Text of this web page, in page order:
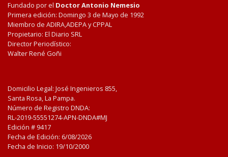
Fundado por el Doctor Antonio Nemesio
Primera edición: Domingo 3 de Mayo de 1992
Miembro de ADIRA,ADEPA y CPPAL
Propietario: El Diario SRL
Director Periodístico:
Walter René Goñi
Domicilio Legal: José Ingenieros 855,
Santa Rosa, La Pampa.
Número de Registro DNDA:
RL-2019-55551274-APN-DNDA#MJ
Edición # 9417
Fecha de Edición: 6/08/2026
Fecha de Inicio: 19/10/2000